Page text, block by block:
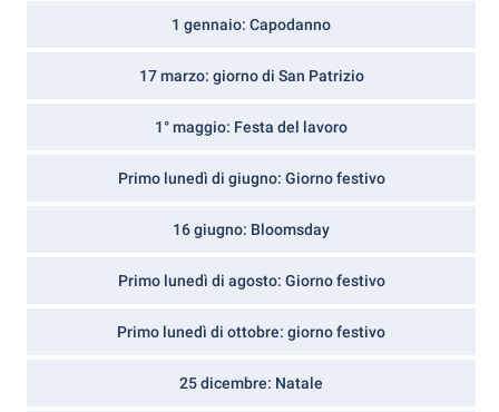
1 gennaio: Capodanno
17 marzo: giorno di San Patrizio
1° maggio: Festa del lavoro
Primo lunedì di giugno: Giorno festivo
16 giugno: Bloomsday
Primo lunedì di agosto: Giorno festivo
Primo lunedì di ottobre: giorno festivo
25 dicembre: Natale